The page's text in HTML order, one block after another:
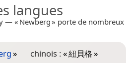
langues
— « Newberg » porte de nombreux
»
chinois :«紐貝格»